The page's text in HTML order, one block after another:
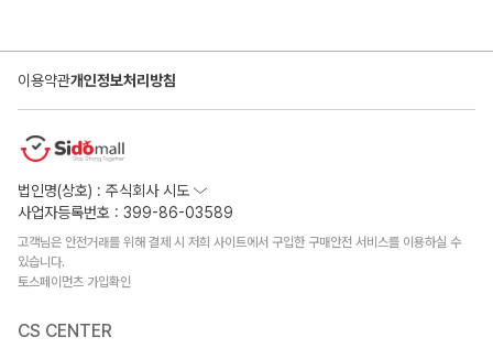
이용약관개인정보처리방침
법인명(상호) : 주식회사 시도
사업자등록번호 : 399-86-03589
고객님은 안전거래를 위해 결제 시 저희 사이트에서 구입한 구매안전 서비스를 이용하실 수
있습니다.
토스페이먼츠 가입확인
CS CENTER